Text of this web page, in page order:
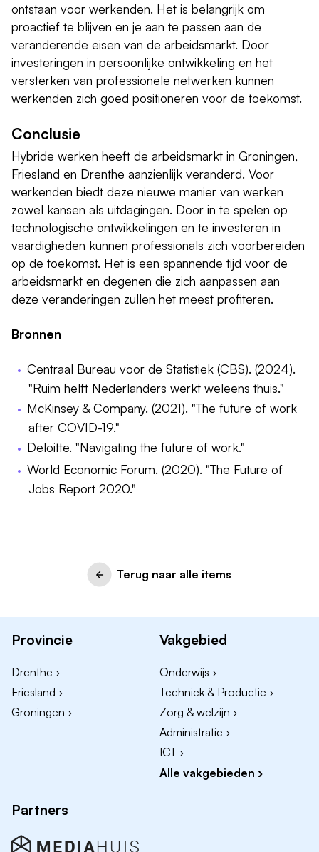
ontstaan voor werkenden. Het is belangrijk om
proactief te blijven en je aan te passen aan de
veranderende eisen van de arbeidsmarkt. Door
investeringen in persoonlijke ontwikkeling en het
versterken van professionele netwerken kunnen
werkenden zich goed positioneren voor de toekomst.
Conclusie
Hybride werken heeft de arbeidsmarkt in Groningen,
Friesland en Drenthe aanzienlijk veranderd. Voor
werkenden biedt deze nieuwe manier van werken
zowel kansen als uitdagingen. Door in te spelen op
technologische ontwikkelingen en te investeren in
vaardigheden kunnen professionals zich voorbereiden
op de toekomst. Het is een spannende tijd voor de
arbeidsmarkt en degenen die zich aanpassen aan
deze veranderingen zullen het meest profiteren.
Bronnen
Centraal Bureau voor de Statistiek (CBS). (2024).
"Ruim helft Nederlanders werkt weleens thuis."
McKinsey & Company. (2021). "The future of work
after COVID-19."
Deloitte. "Navigating the future of work."
World Economic Forum. (2020). "The Future of
Jobs Report 2020."
Terug naar alle items
Provincie
Drenthe ›
Friesland ›
Groningen ›
Vakgebied
Onderwijs ›
Techniek & Productie ›
Zorg & welzijn ›
Administratie ›
ICT ›
Alle vakgebieden ›
Partners